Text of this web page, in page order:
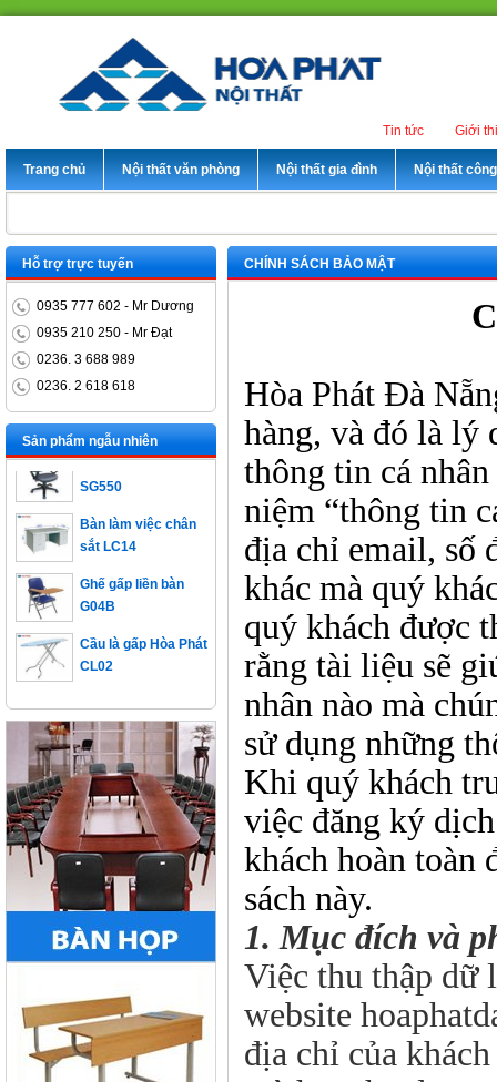
Giới
Tin tức
Trang chủ Nội thất văn phòng Nội thất gia đình Nội thất
CHÍNH SÁCH BẢO MẬT
Hòa Phát Đà
hàng, và đó là lý
thông tin cá
niệm “thông tin
địa chỉ email, số
khác mà quý
quý khách được
rằng tài liệu sẽ
nhân nào mà
sử dụng những
Khi quý khách
việc đăng ký
khách hoàn toàn
sách này.
1. Mục đích và
Việc thu thập dữ
website
địa chỉ của
Hỗ trợ trực tuyến
0935 777 602 - Mr Dương
0935 210 250 - Mr Đạt
0236. 3 688 989
0236. 2 618 618
Sản phẩm ngẫu nhiên
Bàn trưởng phòng
Ghế xoay nhân viên
sắt LC14
G04B
CL02